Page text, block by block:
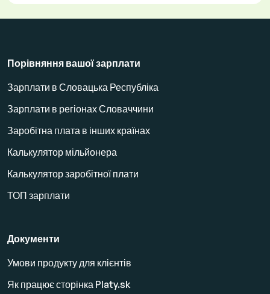
Порівняння вашої зарплати
Зарплати в Словацька Республіка
Зарплати в регіонах Словаччини
Заробітна плата в інших країнах
Калькулятор мільйонера
Калькулятор заробітної плати
ТОП зарплати
Документи
Умови продукту для клієнтів
Як працює сторінка Platy.sk